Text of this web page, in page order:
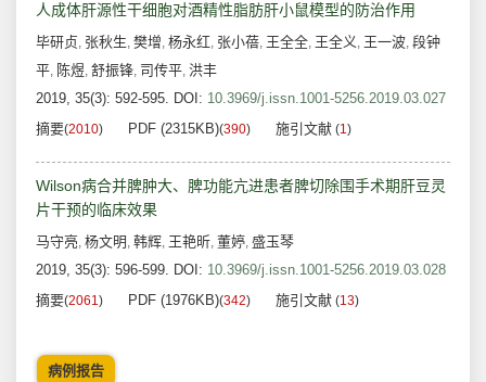
人成体肝源性干细胞对酒精性脂肪肝小鼠模型的防治作用
毕研贞, 张秋生, 樊增, 杨永红, 张小蓓, 王全全, 王全义, 王一波, 段钟
平, 陈煜, 舒振锋, 司传平, 洪丰
2019, 35(3): 592-595. DOI: 10.3969/j.issn.1001-5256.2019.03.027
摘要(2010) PDF (2315KB)(390) 施引文献 (1)
Wilson病合并脾肿大、脾功能亢进患者脾切除围手术期肝豆灵
片干预的临床效果
马守亮, 杨文明 , 韩辉, 王艳昕, 董婷, 盛玉琴
2019, 35(3): 596-599. DOI: 10.3969/j.issn.1001-5256.2019.03.028
摘要(2061) PDF (1976KB)(342) 施引文献 (13)
病例报告